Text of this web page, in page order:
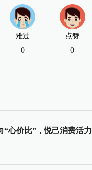
难过
0
点赞
0
“心价比”，悦己消费活